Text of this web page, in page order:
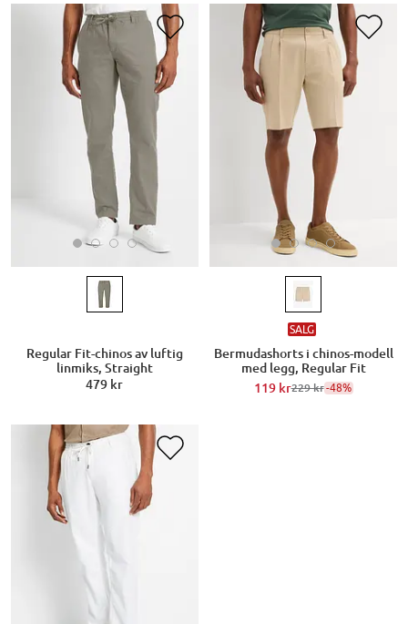
Regular Fit-chinos av luftig
linmiks, Straight
479 kr
SALG
Bermudashorts i chinos-modell
med legg, Regular Fit
119 kr229 kr-48%